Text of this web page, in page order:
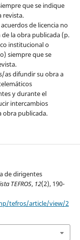
que se indique
revista.
de licencia no
la obra publicada (p.
institucional o
siempre que se
as difundir su obra a
y durante el
intercambios
obra publicada.
de dirigentes
TEFROS, 12(2), 190-
tefros/article/view/2